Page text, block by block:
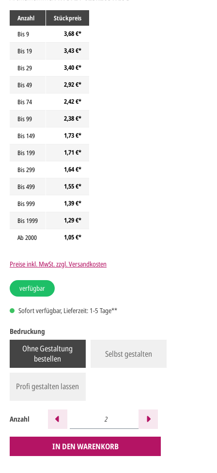
Anzahl
Stückpreis
Bis9
3,68 €*
Bis 19
3,43 €*
Bis29
3,40 €*
Bis49
2,92 €*
Bis74
2,42 €*
Bis99
2,38 €*
Bis 149
1,73 €*
Bis 199
1,71 €*
Bis299
1,64 €*
Bis499
1,55 €*
Bis999
1,39 €*
Bis 1999
1,29 €*
Ab 2000 1,05 €*
Preise inkl. MwSt. zzgl. Versandkosten
verfügbar
Sofort verfügbar, Lieferzeit: 1-5 Tage**
Bedruckung
Ohne Gestaltung
bestellen
Selbst gestalten
Profi gestalten lassen
Anzahl
IN DEN WARENKORB